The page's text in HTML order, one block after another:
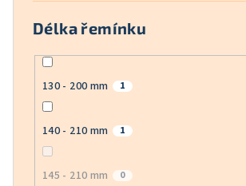
Délka řemínku
130 - 200 mm 1
140 - 210 mm 1
145 - 210 mm 0